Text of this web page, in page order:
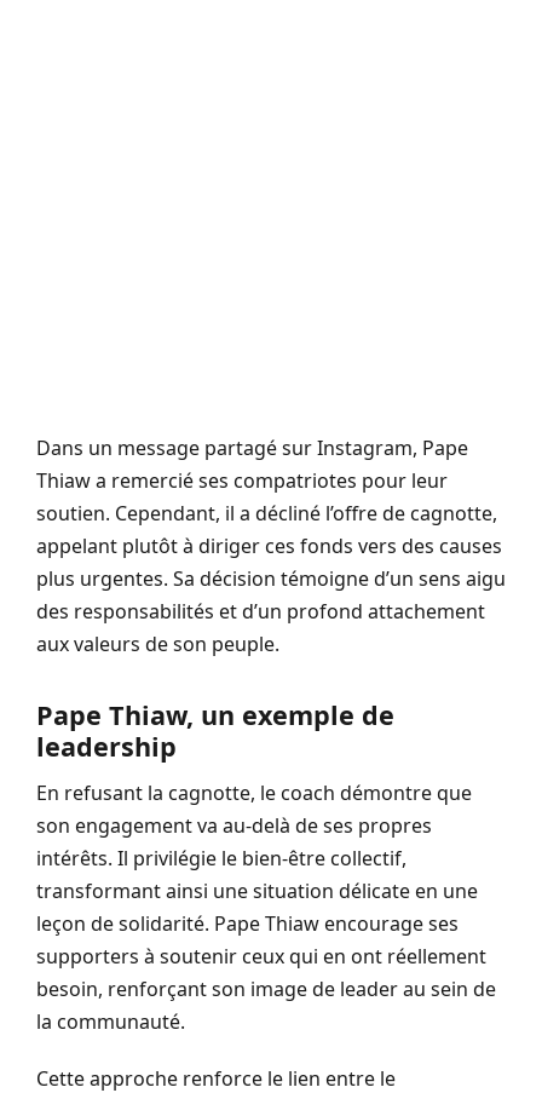
Dans un message partagé sur Instagram, Pape
Thiaw a remercié ses compatriotes pour leur
soutien. Cependant, il a décliné l’offre de cagnotte,
appelant plutôt à diriger ces fonds vers des causes
plus urgentes. Sa décision témoigne d’un sens aigu
des responsabilités et d’un profond attachement
aux valeurs de son peuple.
Pape Thiaw, un exemple de
leadership
En refusant la cagnotte, le coach démontre que
son engagement va au-delà de ses propres
intérêts. Il privilégie le bien-être collectif,
transformant ainsi une situation délicate en une
leçon de solidarité. Pape Thiaw encourage ses
supporters à soutenir ceux qui en ont réellement
besoin, renforçant son image de leader au sein de
la communauté.
Cette approche renforce le lien entre le